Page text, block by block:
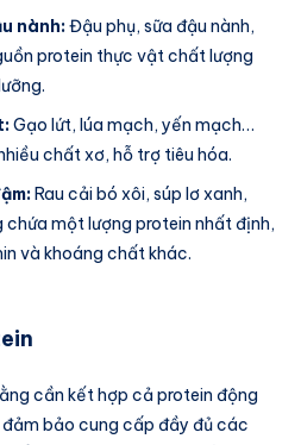
nành:Đậu phụ, sữa đậu nành,
protein thực vật chất lượng
Gạo lứt, lúa mạch, yến mạch…
chất xơ, hỗ trợ tiêu hóa.
Rau cải bó xôi, súp lơ xanh,
một lượng protein nhất định,
và khoáng chất khác.
cần kết hợp cả protein động
bảo cung cấp đầy đủ các